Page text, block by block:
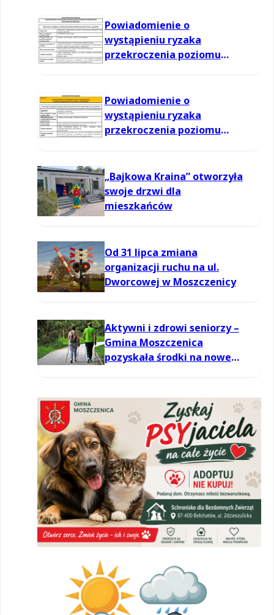
Powiadomienie o
wystąpieniu ryzaka
przekroczenia poziomu
Powiadomienie o
wystąpieniu ryzaka
przekroczenia poziomu
„Bajkowa Kraina” otworzyła
swoje drzwi dla
mieszkańców
Od 31 lipca zmiana
organizacji ruchu na ul.
Dworcowej w Moszczenicy
Aktywni i zdrowi seniorzy –
Gmina Moszczenica
pozyskała środki na nowe